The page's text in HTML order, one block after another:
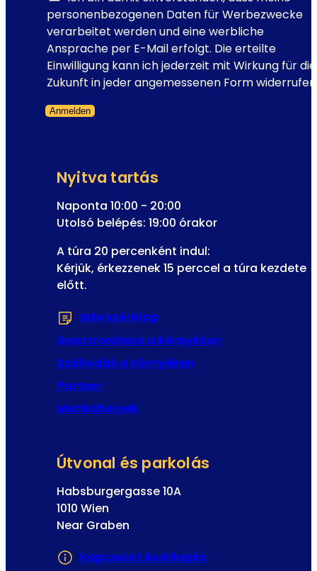
é
n
y
e
i
v
é
k
e
n
y
s
r
s
s
d
e
s
e
t
n
i
l
f
e
l
r
personenbezogenen Daten für Werbezwecke
verarbeitet werden und eine werbliche
Ansprache per E-Mail erfolgt. Die erteilte
Einwilligung kann ich jederzeit mit Wirkung für die
Zukunft in jeder angemessenen Form
Anmelden
Nyitva tartás
Naponta 10:00 - 20:00
Utolsó belépés: 19:00 órakor
A túra 20 percenként indul:
Kérjük, érkezzenek 15 perccel a túra kezdete
előtt.
Info szórólap
Gasztronómia a környéken
Szállodák a környéken
Partner
Munkahelyek
Útvonal és parkolás
Habsburgergasse 10A
1010 Wien
Near Graben
Kapcsolat és érkezés